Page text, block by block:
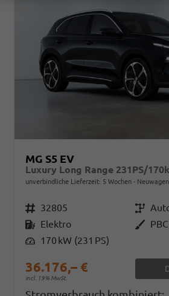
MG S5 EV
unverbindliche Lieferzeit: 5 Wochen
Fahrzeugnr. 32805 Getriebe
Kraftstoff Elektro Außenfarbe
Leistung 170 kW (231 PS)
36.176,– €
incl. 19% MwSt.